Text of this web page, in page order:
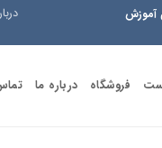
آموزش
فروشگاه درباره ما